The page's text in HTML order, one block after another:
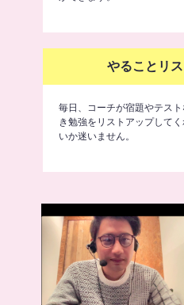
やることリ
毎日、コーチが宿題やテス
き勉強をリストアップして
いか迷いません。